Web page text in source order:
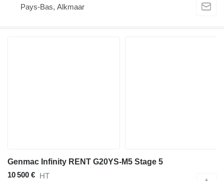
Pays-Bas, Alkmaar
Genmac Infinity RENT G20YS-M5 Stage 5
10 500 € HT